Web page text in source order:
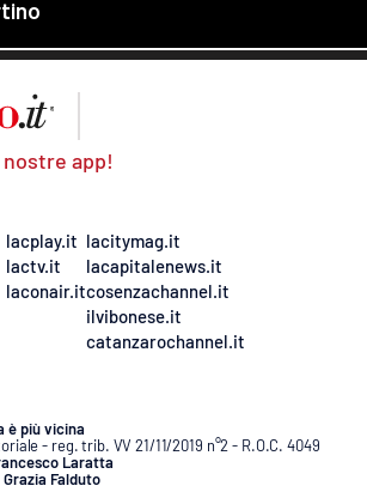
app!
lacplay.it
lactv.it
laconair.it
lacitymag.it
lacapitalenews.it
cosenzachannel.it
ilvibonese.it
catanzarochannel.it
è più vicina
- reg. trib. VV 21/11/2019 n°2 - R.O.C. 4049
Laratta
Grazia Falduto